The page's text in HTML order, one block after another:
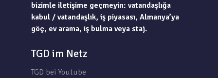
bizimle iletişime geçmeyin: vatandaşlığa
kabul / vatandaşlık, iş piyasası, Almanya’ya
göç, ev arama, iş bulma veya staj.
TGD im Netz
TGD bei Youtube